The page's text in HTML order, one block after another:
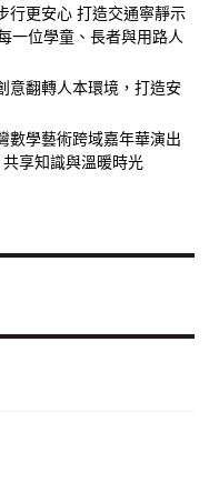
行更安心 打造交通寧靜示
一位學童、長者與用路人
意翻轉人本環境，打造安
數學藝術跨域嘉年華演出
享知識與溫暖時光